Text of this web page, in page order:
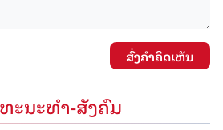
ສົ່ງຄໍາຄິດເຫັນ
ະນະທຳ-ສັງຄົມ